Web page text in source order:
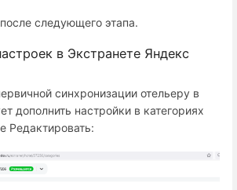
следующего этапа.
в Экстранете Яндекс
синхронизации отельеру в
дополнить настройки в категориях
Редактировать: